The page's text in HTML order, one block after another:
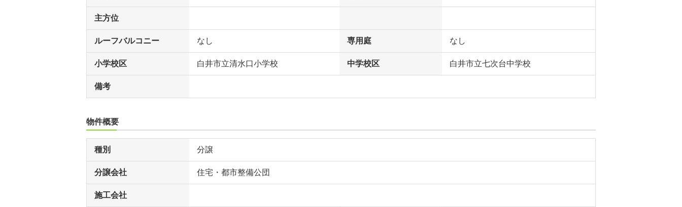
主方位
ルーフバルコニー なし 専用庭 なし
小学校区 白井市立清水口小学校 中学校区 白井市立七次台中学校
備考
物件概要
種別 分譲
分譲会社 住宅・都市整備公団
施工会社